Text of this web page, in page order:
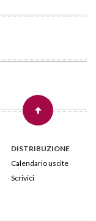
DISTRIBUZIONE
Calendario uscite
Scrivici